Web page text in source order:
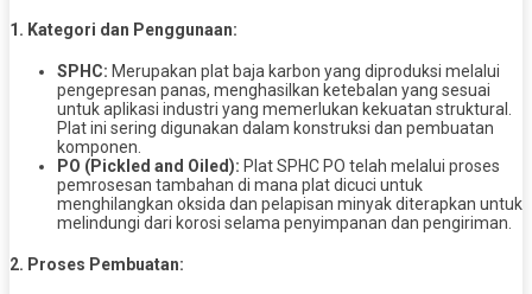
1. Kategori dan Penggunaan:
SPHC: Merupakan plat baja karbon yang diproduksi melalui
pengepresan panas, menghasilkan ketebalan yang sesuai
untuk aplikasi industri yang memerlukan kekuatan struktural.
Plat ini sering digunakan dalam konstruksi dan pembuatan
komponen.
PO (Pickled and Oiled): Plat SPHC PO telah melalui proses
pemrosesan tambahan di mana plat dicuci untuk
menghilangkan oksida dan pelapisan minyak diterapkan untuk
melindungi dari korosi selama penyimpanan dan pengiriman.
2. Proses Pembuatan: